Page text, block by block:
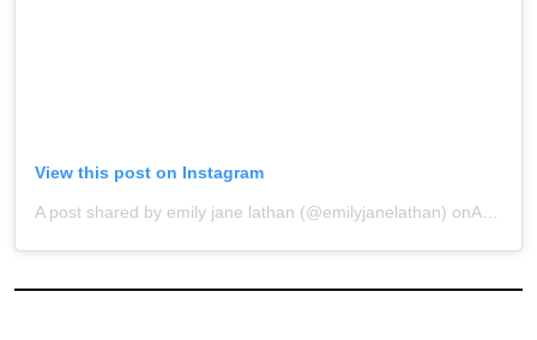
View this post on Instagram
A post shared by emily jane lathan (@emilyjanelathan) onApr 19, 2020 at 2:55am PDT